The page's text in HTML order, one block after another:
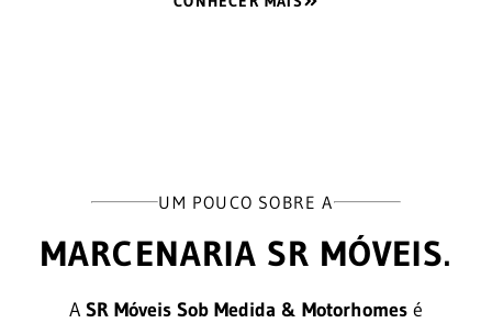
UM POUCO SOBRE A
MARCENARIA SR MÓVEIS.
A SR Móveis Sob Medida & Motorhomes é